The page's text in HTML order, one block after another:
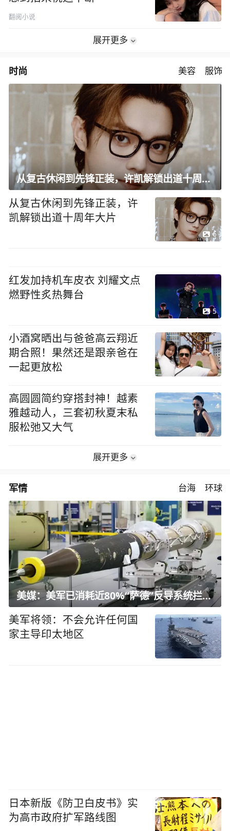
翻阅小说
展开更多
时尚 美容 服饰
从复古休闲到先锋正装，许凯解锁出道十周年大片
从复古休闲到先锋正装，许
凯解锁出道十周年大片
6
红发加持机车皮衣 刘耀文点
燃野性炙热舞台
5
小酒窝晒出与爸爸高云翔近
期合照！果然还是跟亲爸在
一起更放松
高圆圆简约穿搭封神！越素
雅越动人，三套初秋夏末私
服松弛又大气
展开更多
军情 台海 环球
美媒：美军已消耗近80%“萨德”反导系统拦截弹
美军将领：不会允许任何国
家主导印太地区
日本新版《防卫白皮书》实
为高市政府扩军路线图